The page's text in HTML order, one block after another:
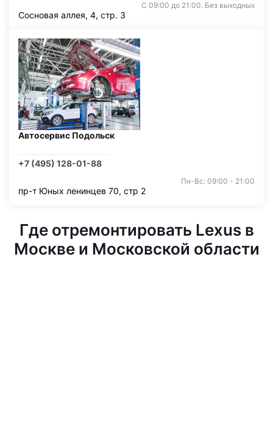
С 09:00 до 21:00. Без выходных
Сосновая аллея, 4, стр. 3
Автосервис Подольск
+7 (495) 128-01-88
Пн-Вс: 09:00 - 21:00
пр-т Юных ленинцев 70, стр 2
Где отремонтировать Lexus в
Москве и Московской области